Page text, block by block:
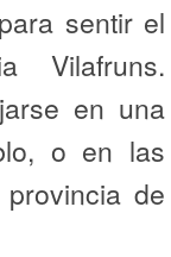
sentir el
Vilafruns.
en una
o en las
de